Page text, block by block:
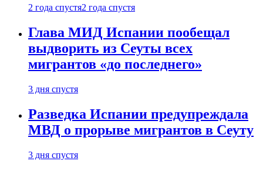
2 года спустя2 года спустя
Глава МИД Испании пообещал
выдворить из Сеуты всех
мигрантов «до последнего»
3 дня спустя
Разведка Испании предупреждала
МВД о прорыве мигрантов в Сеуту
3 дня спустя